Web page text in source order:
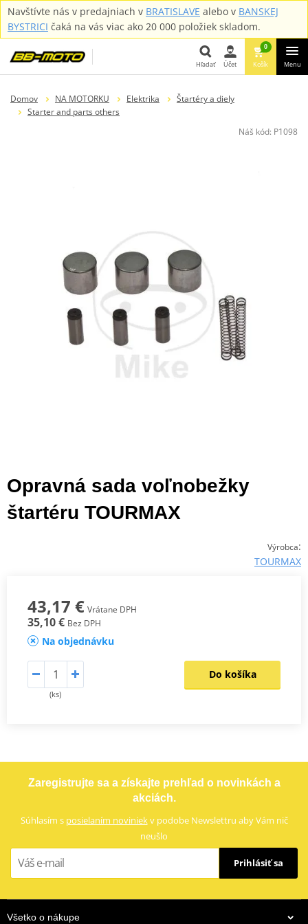
Navštívte nás v predajniach v BRATISLAVE alebo v BANSKEJ
BYSTRICI čaká na vás viac ako 20 000 položiek skladom.
Hľadať Účet
0
Košík Menu
Domov NA MOTORKU Elektrika
Štartéry a diely
Starter and parts others
Náš kód: P1098
Opravná sada voľnobežky
štartéru TOURMAX
Výrobca:
TOURMAX
43,17 € Vrátane DPH
35,10 € Bez DPH
Na objednávku
(ks)
Do košíka
Zaregistrujte sa a získajte prehľad o novinkách a
akciách.
Súhlasím s posielaním noviniekv podobe Newslettru aby Vám nič
neušlo
Prihlásiť sa
Všetko o nákupe